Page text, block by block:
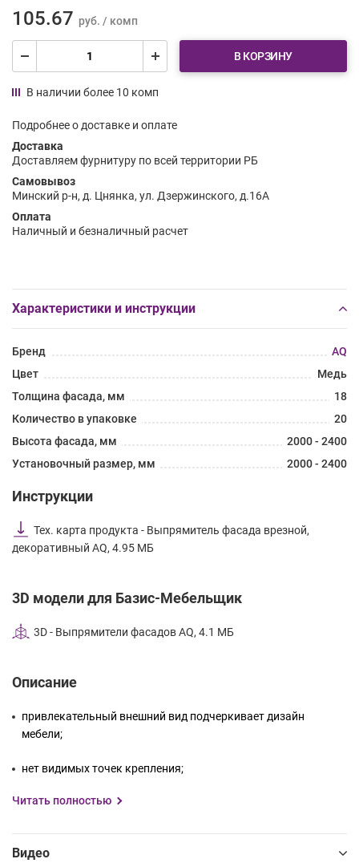
105.67 руб. / комп
В КОРЗИНУ
В наличии более 10 комп
Подробнее о доставке и оплате
Доставка
Доставляем фурнитуру по всей территории РБ
Самовывоз
Минский р-н, д. Цнянка, ул. Дзержинского, д.16А
Оплата
Наличный и безналичный расчет
Характеристики и инструкции
Бренд
AQ
Цвет
Медь
Толщина фасада, мм
18
Количество в упаковке
20
Высота фасада, мм
2000 - 2400
Установочный размер, мм
2000 - 2400
Инструкции
Тех. карта продукта - Выпрямитель фасада врезной,
декоративный AQ, 4.95 МБ
3D модели для Базис-Мебельщик
3D - Выпрямители фасадов AQ, 4.1 МБ
Описание
привлекательный внешний вид подчеркивает дизайн
мебели;
нет видимых точек крепления;
корпус выполнен из анодированного алюминия;
усиливают жесткость распашных и раздвижных фасадов;
Читать полностью
Видео